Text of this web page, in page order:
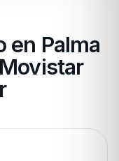
en Palma